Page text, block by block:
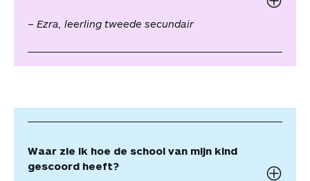
– Ezra, leerling tweede secundair
Waar zie ik hoe de school van mijn kind
gescoord heeft?